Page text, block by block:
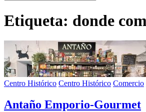
Etiqueta: donde
Centro Histórico Centro Histórico Comercio
Antaño Emporio-Gourmet